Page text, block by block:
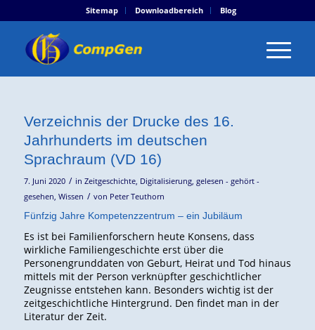
Sitemap Downloadbereich Blog
Verzeichnis der Drucke des 16.
Jahrhunderts im deutschen
Sprachraum (VD 16)
7. Juni 2020 / in Zeitgeschichte, Digitalisierung, gelesen - gehört -
gesehen, Wissen / von Peter Teuthorn
Fünfzig Jahre Kompetenzzentrum – ein Jubiläum
Es ist bei Familienforschern heute Konsens, dass
wirkliche Familiengeschichte erst über die
Personengrunddaten von Geburt, Heirat und Tod hinaus
mittels mit der Person verknüpfter geschichtlicher
Zeugnisse entstehen kann. Besonders wichtig ist der
zeitgeschichtliche Hintergrund. Den findet man in der
Literatur der Zeit.